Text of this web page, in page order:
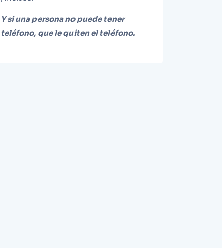
Y si una persona no puede tener
teléfono, que le quiten el teléfono.